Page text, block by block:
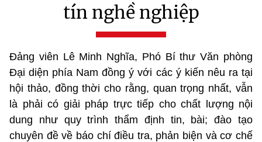
tín nghề nghiệp
Đảng viên Lê Minh Nghĩa, Phó Bí thư Văn phòng
Đại diện phía Nam đồng ý với các ý kiến nêu ra tại
hội thảo, đồng thời cho rằng, quan trọng nhất, vẫn
là phải có giải pháp trực tiếp cho chất lượng nội
dung như quy trình thẩm định tin, bài; đào tạo
chuyên đề về báo chí điều tra, phản biện và cơ chế